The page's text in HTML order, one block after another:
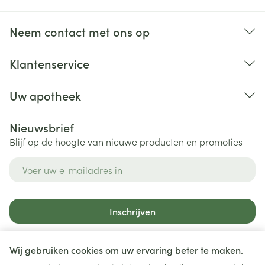
Wij gebruiken cookies om uw ervaring beter te maken.
Neem contact met ons op
Klantenservice
Uw apotheek
Nieuwsbrief
Blijf op de hoogte van nieuwe producten en promoties
Inschrijven
nieuwsbrief en gaat u akkoord met onzeprivacy policy.